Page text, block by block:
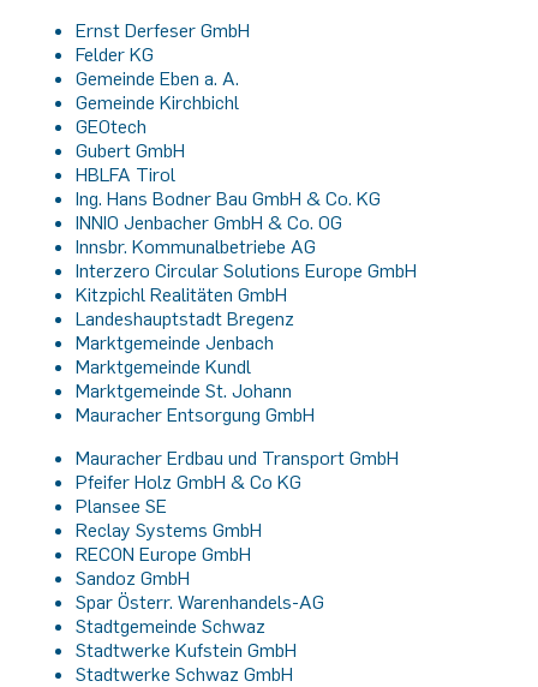
Ernst Derfeser GmbH
Felder KG
Gemeinde Eben a. A.
Gemeinde Kirchbichl
GEOtech
Gubert GmbH
HBLFA Tirol
Ing. Hans Bodner Bau GmbH & Co. KG
INNIO Jenbacher GmbH & Co. OG
Innsbr. Kommunalbetriebe AG
Interzero Circular Solutions Europe GmbH
Kitzpichl Realitäten GmbH
Landeshauptstadt Bregenz
Marktgemeinde Jenbach
Marktgemeinde Kundl
Marktgemeinde St. Johann
Mauracher Entsorgung GmbH
Mauracher Erdbau und Transport GmbH
Pfeifer Holz GmbH & Co KG
Plansee SE
Reclay Systems GmbH
RECON Europe GmbH
Sandoz GmbH
Spar Österr. Warenhandels-AG
Stadtgemeinde Schwaz
Stadtwerke Kufstein GmbH
Stadtwerke Schwaz GmbH